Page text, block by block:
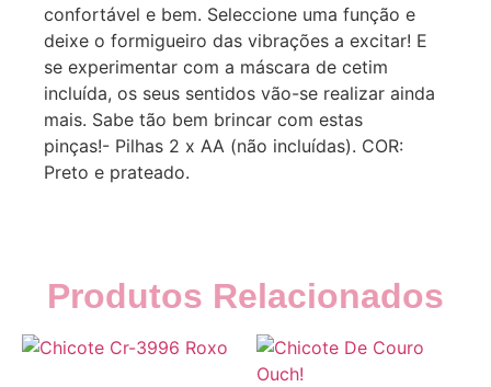
confortável e bem. Seleccione uma função e
deixe o formigueiro das vibrações a excitar! E
se experimentar com a máscara de cetim
incluída, os seus sentidos vão-se realizar ainda
mais. Sabe tão bem brincar com estas
pinças!- Pilhas 2 x AA (não incluídas). COR:
Preto e prateado.
Produtos Relacionados